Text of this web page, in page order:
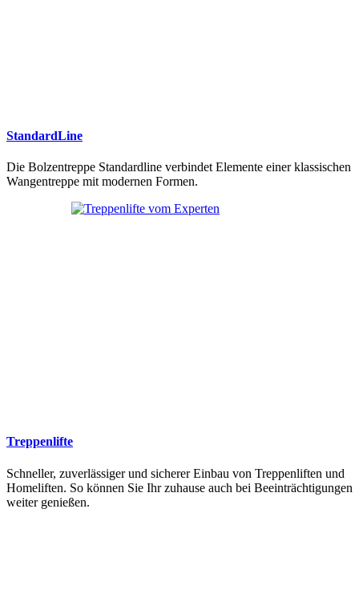
StandardLine
Die Bolzentreppe Standardline verbindet Elemente einer klassischen
Wangentreppe mit modernen Formen.
Treppenlifte
Schneller, zuverlässiger und sicherer Einbau von Treppenliften und
Homeliften. So können Sie Ihr zuhause auch bei Beeinträchtigungen
weiter genießen.